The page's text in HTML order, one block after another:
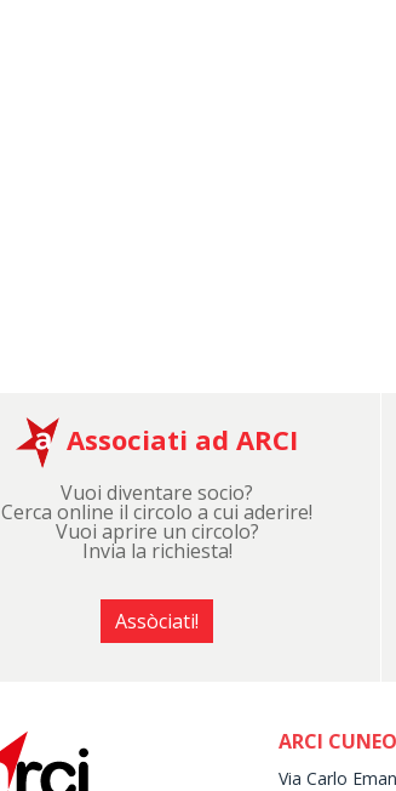
Associati ad ARCI
Vuoi diventare socio?
Cerca online il circolo a cui aderire!
Vuoi aprire un circolo?
Invia la richiesta!
Assòciati!
ARCI
Via Carlo